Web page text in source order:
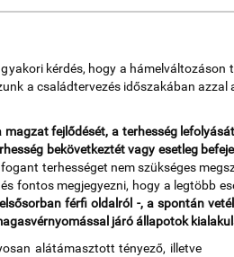
kérdés, hogy a
a családtervezés időszakában azzal
fejlődését, a terhesség
bekövetkeztét vagy esetleg
terhességet nem szükséges
fontos megjegyezni, hogy a legtöbb
férfi oldalról -, a spontán
járó állapotok
alátámasztott tényező, illetve